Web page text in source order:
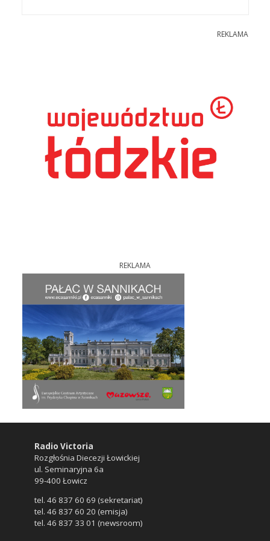
REKLAMA
REKLAMA
Radio Victoria
Rozgłośnia Diecezji Łowickiej
ul. Seminaryjna 6a
99-400 Łowicz
tel. 46 837 60 69 (sekretariat)
tel. 46 837 60 20 (emisja)
tel. 46 837 33 01 (newsroom)